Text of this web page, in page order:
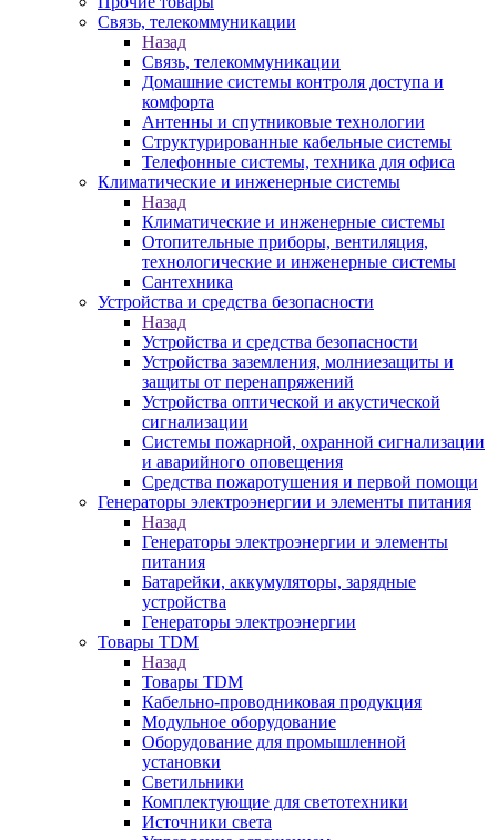
Связь, телекоммуникации
Назад
Связь, телекоммуникации
Домашние системы контроля доступа и
комфорта
Антенны и спутниковые технологии
Структурированные кабельные системы
Телефонные системы, техника для офиса
Климатические и инженерные системы
Назад
Климатические и инженерные системы
Отопительные приборы, вентиляция,
технологические и инженерные системы
Сантехника
Устройства и средства безопасности
Назад
Устройства и средства безопасности
Устройства заземления, молниезащиты и
защиты от перенапряжений
Устройства оптической и акустической
сигнализации
Системы пожарной, охранной сигнализации
и аварийного оповещения
Средства пожаротушения и первой помощи
Генераторы электроэнергии и элементы питания
Назад
Генераторы электроэнергии и элементы
питания
Батарейки, аккумуляторы, зарядные
устройства
Генераторы электроэнергии
Товары TDM
Назад
Товары TDM
Кабельно-проводниковая продукция
Модульное оборудование
Оборудование для промышленной
установки
Светильники
Комплектующие для светотехники
Источники света